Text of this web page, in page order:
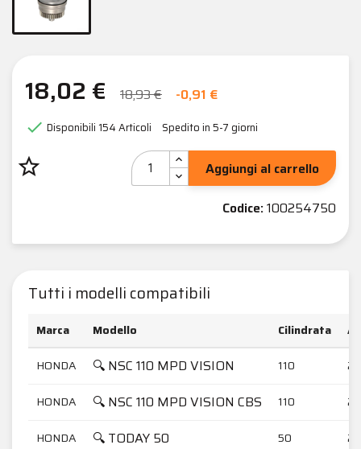
18,02 € 18,93 € -0,91 €
 Disponibili 154 Articoli Spedito in 5-7 giorni
star_border
Aggiungi al carrello
Codice:100254750
Tutti i modelli compatibili
Marca Modello Cilindrata
HONDA
🔍 NSC 110 MPD VISION 110
HONDA 🔍 NSC 110 MPD VISION CBS 110
HONDA 🔍 TODAY 50 50